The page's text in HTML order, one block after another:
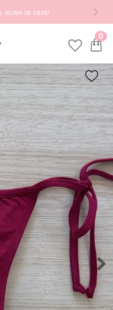
ACIMA DE R$350
0